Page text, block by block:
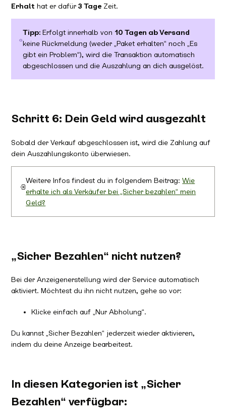
Erhalt hat er dafür3 Tage Zeit.
Tipp:Erfolgt innerhalb von 10 Tagen ab Versand
keine Rückmeldung (weder „Paket erhalten“ noch „Es
gibt ein Problem“), wird die Transaktion automatisch
abgeschlossen und die Auszahlung an dich ausgelöst.
Schritt 6: Dein Geld wird ausgezahlt
Sobald der Verkauf abgeschlossen ist, wird die Zahlung auf
dein Auszahlungskonto überwiesen.
Weitere Infos findest du in folgendem Beitrag:Wie
erhalte ich als Verkäufer bei „Sicher bezahlen“ mein
Geld?
„Sicher Bezahlen“ nicht nutzen?
Bei der Anzeigenerstellung wird der Service automatisch
aktiviert. Möchtest du ihn nicht nutzen, gehe so vor:
Klicke einfach auf „Nur Abholung“.
Du kannst „Sicher Bezahlen“ jederzeit wieder aktivieren,
indem du deine Anzeige bearbeitest.
In diesen Kategorien ist „Sicher
Bezahlen“ verfügbar: